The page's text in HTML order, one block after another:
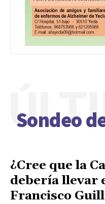
Sondeo
¿Cree que la
debería llevar
Francisco